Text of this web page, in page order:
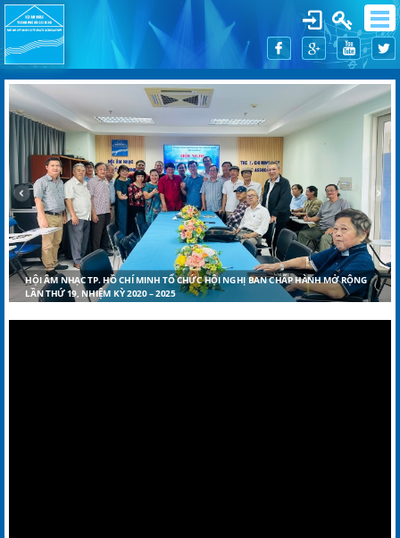
HỘI ÂM NHẠC TP. HỒ CHÍ MINH TỔ CHỨC HỘI NGHỊ BAN CHẤP HÀNH MỞ RỘNG
LẦN THỨ 19, NHIỆM KỲ 2020 – 2025